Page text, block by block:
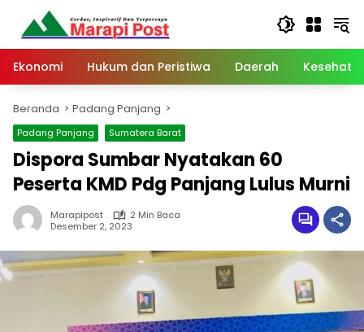
Langsung
konten
Ekonomi
Hukum dan Peristiwa Daerah
Beranda Padang Panjang
Padang Panjang Sumatera Barat
Dispora Sumbar Nyatakan 60
Peserta KMD Pdg Panjang Lulus Murni
Marapipost
2 Min Baca
Desember 2, 2023